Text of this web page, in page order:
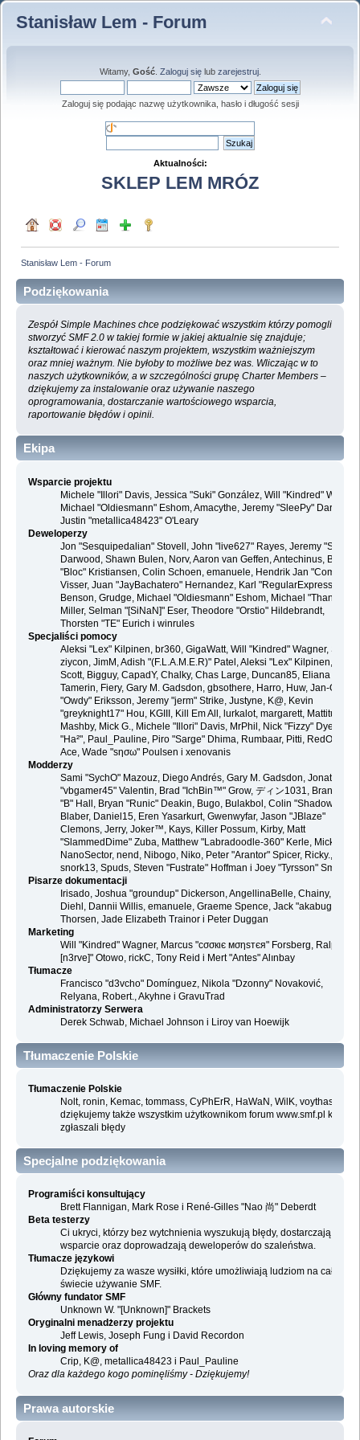
Stanisław Lem - Forum
Witamy, Gość. Zaloguj sięlub zarejestruj.
Zaloguj się podając nazwę użytkownika, hasło i długość sesji
Aktualności:
SKLEP LEM MRÓZ
Stanisław Lem - Forum
Podziękowania
Zespół Simple Machines chce podziękować wszystkim którzy pomogli
stworzyć SMF 2.0 w takiej formie w jakiej aktualnie się znajduje;
kształtować i kierować naszym projektem, wszystkim ważniejszym
oraz mniej ważnym. Nie byłoby to możliwe bez was. Wliczając w to
naszych użytkowników, a w szczególności grupę Charter Members –
dziękujemy za instalowanie oraz używanie naszego
oprogramowania, dostarczanie wartościowego wsparcia,
raportowanie błędów i opinii.
Ekipa
Wsparcie projektu
Michele "Illori" Davis, Jessica "Suki" González, Will "Kindred"
Michael "Oldiesmann" Eshom, Amacythe, Jeremy "SleePy" Darwood
Justin "metallica48423" O'Leary
Deweloperzy
Jon "Sesquipedalian" Stovell, John "live627" Rayes, Jeremy
Darwood, Shawn Bulen, Norv, Aaron van Geffen, Antechinus, Bjoern
"Bloc" Kristiansen, Colin Schoen, emanuele, Hendrik Jan "Compuart"
Visser, Juan "JayBachatero" Hernandez, Karl "RegularExpression"
Benson, Grudge, Michael "Oldiesmann" Eshom, Michael "Thantos"
Miller, Selman "[SiNaN]" Eser, Theodore "Orstio" Hildebrandt,
Thorsten "TE" Eurich i winrules
Specjaliści pomocy
Aleksi "Lex" Kilpinen, br360, GigaWatt, Will "Kindred" Wagner, Steve,
ziycon, JimM, Adish "(F.L.A.M.E.R)" Patel, Aleksi "Lex" Kilpinen, Ben
Scott, Bigguy, CapadY, Chalky, Chas Large, Duncan85, Eliana
Tamerin, Fiery, Gary M. Gadsdon, gbsothere, Harro, Huw, Jan-Olof
"Owdy" Eriksson, Jeremy "jerm" Strike, Justyne, K@, Kevin
"greyknight17" Hou, KGIII, Kill Em All, lurkalot, margarett, Mattitude,
Mashby, Mick G., Michele "Illori" Davis, MrPhil, Nick "Fizzy" Dyer, Nick
"Ha²", Paul_Pauline, Piro "Sarge" Dhima, Rumbaar, Pitti, RedOne, S-
Ace, Wade "sησω" Poulsen i xenovanis
Modderzy
Sami "SychO" Mazouz, Diego Andrés, Gary M. Gadsdon, Jonathan
"vbgamer45" Valentin, Brad "IchBin™" Grow, ディン1031, Brannon
"B" Hall, Bryan "Runic" Deakin, Bugo, Bulakbol, Colin "Shadow82x"
Blaber, Daniel15, Eren Yasarkurt, Gwenwyfar, Jason "JBlaze"
Clemons, Jerry, Joker™, Kays, Killer Possum, Kirby, Matt
"SlammedDime" Zuba, Matthew "Labradoodle-360" Kerle, Mick.,
NanoSector, nend, Nibogo, Niko, Peter "Arantor" Spicer, Ricky.,
snork13, Spuds, Steven "Fustrate" Hoffman i Joey "Tyrsson" Smith
Pisarze dokumentacji
Irisado, Joshua "groundup" Dickerson, AngellinaBelle, Chainy,
Diehl, Dannii Willis, emanuele, Graeme Spence, Jack "akabugeyes"
Thorsen, Jade Elizabeth Trainor i Peter Duggan
Marketing
Will "Kindred" Wagner, Marcus "cσσкιє мσηѕтєя" Forsberg, Ralph "
[n3rve]" Otowo, rickC, Tony Reid i Mert "Antes" Alınbay
Tłumacze
Francisco "d3vcho" Domínguez, Nikola "Dzonny" Novaković,
Relyana, Robert., Akyhne i GravuTrad
Administratorzy Serwera
Derek Schwab, Michael Johnson i Liroy van Hoewijk
Tłumaczenie Polskie
Tłumaczenie Polskie
Nolt, ronin, Kemac, tommass, CyPhErR, HaWaN, WilK, voythas i
dziękujemy także wszystkim użytkownikom forum www.smf.pl którzy
zgłaszali błędy
Specjalne podziękowania
Programiści konsultujący
Brett Flannigan, Mark Rose i René-Gilles "Nao 尚" Deberdt
Beta testerzy
Ci ukryci, którzy bez wytchnienia wyszukują błędy, dostarczają
wsparcie oraz doprowadzają deweloperów do szaleństwa.
Tłumacze językowi
Dziękujemy za wasze wysiłki, które umożliwiają ludziom na całym
świecie używanie SMF.
Główny fundator SMF
Unknown W. "[Unknown]" Brackets
Oryginalni menadżerzy projektu
Jeff Lewis, Joseph Fung i David Recordon
In loving memory of
Crip, K@, metallica48423 i Paul_Pauline
Oraz dla każdego kogo pominęliśmy - Dziękujemy!
Prawa autorskie